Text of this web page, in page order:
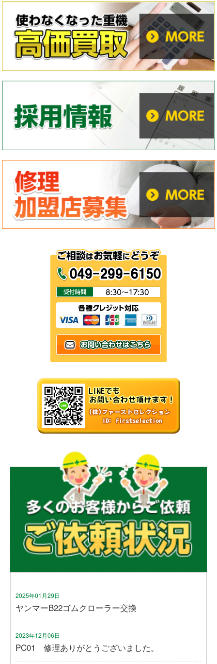
2025年01月29日
ヤンマーB22ゴムクローラー交換
2023年12月06日
PC01 修理ありがとうございました。